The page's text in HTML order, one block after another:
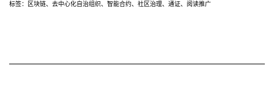
标签： 区块链、 去中心化自治组织、 智能合约、 社区治理、 通证、 阅读推广